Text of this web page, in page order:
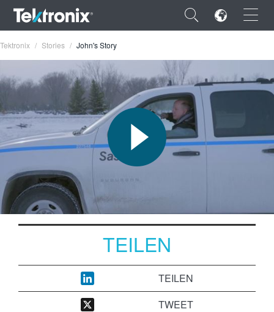
×
ENGLISH
FRANÇAIS
DEUTSCH
VIỆT NAM
简体中文
한국어
Tektronix Stories John's Story
TEILEN
TEILEN
TWEET